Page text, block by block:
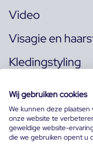
Video
Visagie en
Kledingstyling
Volg ons op:
Wij gebruiken cookies
We kunnen deze
onze website te
geweldige website-
die we gebruiken opent u